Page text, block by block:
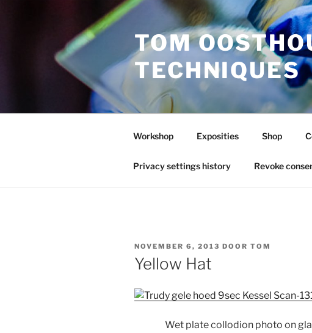
TOM
TECHNIQUES
Workshop Exposities Shop
Privacy settings history Revoke
GEPLAATST
OP
NOVEMBER 6, 2013 DOOR TOM
Yellow Hat
Wet plate collodion photo on